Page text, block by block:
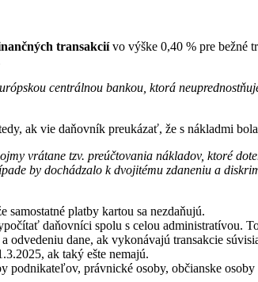
transakciívo výške 0,40 % pre bežné
centrálnou bankou, ktorá
ak vie daňovník preukázať, že s nákladmi
vrátane tzv. preúčtovania nákladov, ktoré
by dochádzalo k dvojitému zdaneniu a
samostatné platby kartou sa nezdaňujú.
daňovníci spolu s celou administratívou.
dane, ak vykonávajú transakcie
ak taký ešte nemajú.
podnikateľov, právnické osoby, občianske